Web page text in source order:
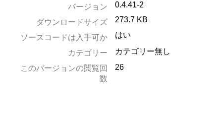
バージョン
0.4.41-2
ダウンロードサイズ 273.7 KB
ソースコードは入手可か はい
カテゴリー
カテゴリー無し
このバージョンの閲覧回
数
26